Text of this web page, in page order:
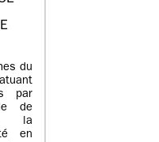
du
par
de
la
en